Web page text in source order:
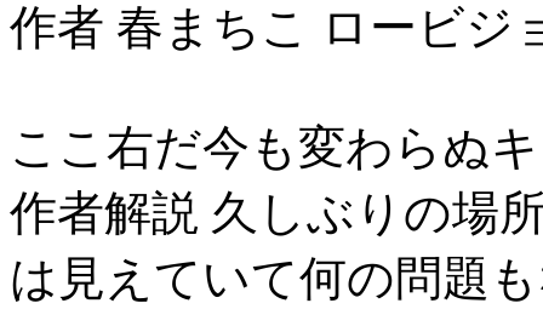
作者 春まちこ ロービジ
ここ右だ今も変わらぬ
作者解説 久しぶりの場
は見えていて何の問題